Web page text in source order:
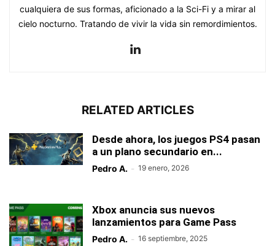
cualquiera de sus formas, aficionado a la Sci-Fi y a mirar al
cielo nocturno. Tratando de vivir la vida sin remordimientos.
RELATED ARTICLES
Desde ahora, los juegos PS4 pasan
a un plano secundario en...
Pedro A. - 19 enero, 2026
Xbox anuncia sus nuevos
lanzamientos para Game Pass
Pedro A. - 16 septiembre, 2025